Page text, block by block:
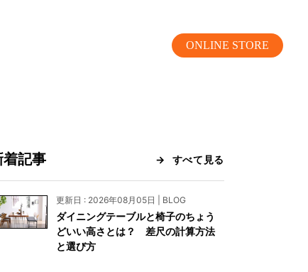
ONLINE STORE
よくあるご質問
着記事 すべて見る
更新日 : 2026年08月05日 | BLOG
ダイニングテーブルと椅子のちょう
どいい高さとは？ 差尺の計算方法
と選び方